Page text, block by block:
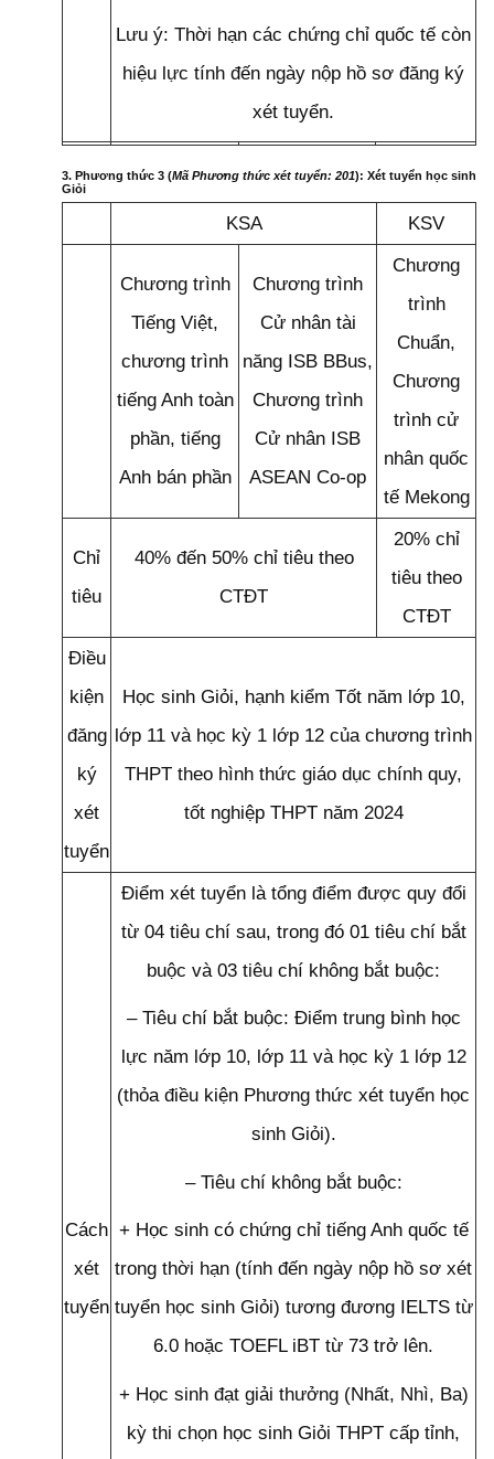
Lưu ý: Thời hạn các chứng chỉ quốc tế còn
hiệu lực tính đến ngày nộp hồ sơ đăng ký
xét tuyển.
3. Phương thức 3 (Mã Phương thức xét tuyển: 201): Xét tuyển học sinh
Giỏi
KSA KSV
Chương trình
Tiếng Việt,
chương trình
tiếng Anh toàn
phần, tiếng
Anh bán phần
Chương trình
Cử nhân tài
năng ISB BBus,
Chương trình
Cử nhân ISB
ASEAN Co-op
Chương
trình
Chuẩn,
Chương
trình cử
nhân quốc
tế Mekong
Chỉ
tiêu
40% đến 50% chỉ tiêu theo
CTĐT
20% chỉ
tiêu theo
CTĐT
Điều
kiện
đăng
ký
xét
tuyển
Học sinh Giỏi, hạnh kiểm Tốt năm lớp 10,
lớp 11 và học kỳ 1 lớp 12 của chương trình
THPT theo hình thức giáo dục chính quy,
tốt nghiệp THPT năm 2024
Cách
xét
tuyển
Điểm xét tuyển là tổng điểm được quy đổi
từ 04 tiêu chí sau, trong đó 01 tiêu chí bắt
buộc và 03 tiêu chí không bắt buộc:
– Tiêu chí bắt buộc: Điểm trung bình học
lực năm lớp 10, lớp 11 và học kỳ 1 lớp 12
(thỏa điều kiện Phương thức xét tuyển học
sinh Giỏi).
– Tiêu chí không bắt buộc:
+ Học sinh có chứng chỉ tiếng Anh quốc tế
trong thời hạn (tính đến ngày nộp hồ sơ xét
tuyển học sinh Giỏi) tương đương IELTS từ
6.0 hoặc TOEFL iBT từ 73 trở lên.
+ Học sinh đạt giải thưởng (Nhất, Nhì, Ba)
kỳ thi chọn học sinh Giỏi THPT cấp tỉnh,